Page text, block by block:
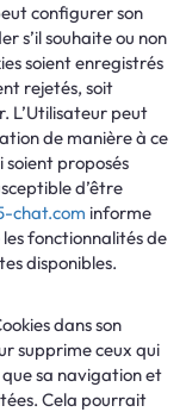
configurer son
s’il souhaite ou non
soient enregistrés
rejetés, soit
L’Utilisateur peut
de manière à ce
soient proposés
d’être
chat.com informe
les fonctionnalités de
disponibles.
dans son
supprime ceux qui
sa navigation et
Cela pourrait